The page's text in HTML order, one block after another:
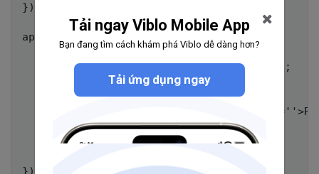
});
app.post("/", async (req, res) => {
  try {
    const Note = require("./models/Note");
    const note = new Note(req.body);
    await note.save();
return res.send("Note saved. <a
  } catch (e) {
    return res.send(e);
});
Tải ngay Viblo Mobile App
Bạn đang tìm cách khám phá Viblo dễ dàng hơn?
Tải ứng dụng ngay